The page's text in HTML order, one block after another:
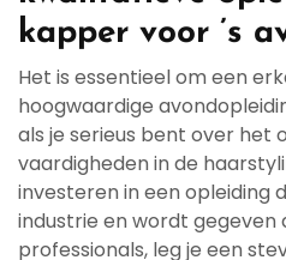
kapper voor ’s
Het is essentieel om een
hoogwaardige
als je serieus bent over het
vaardigheden in de
investeren in een opleiding
industrie en wordt gegeven
professionals, leg je een